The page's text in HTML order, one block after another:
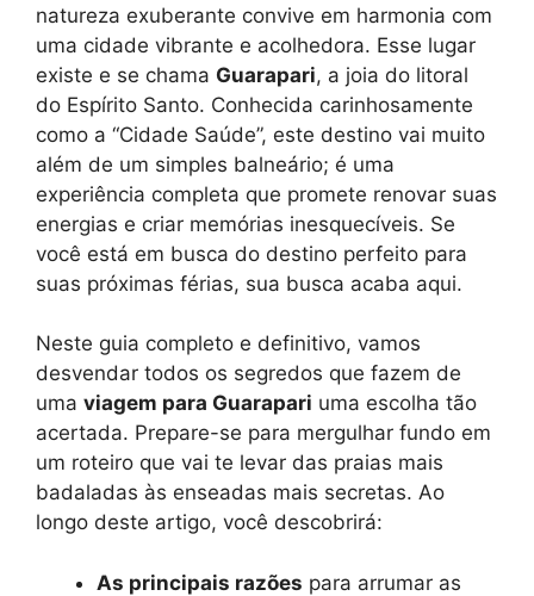
natureza exuberante convive em harmonia com
uma cidade vibrante e acolhedora. Esse lugar
existe e se chama Guarapari, a joia do litoral
do Espírito Santo. Conhecida carinhosamente
como a “Cidade Saúde”, este destino vai muito
além de um simples balneário; é uma
experiência completa que promete renovar suas
energias e criar memórias inesquecíveis. Se
você está em busca do destino perfeito para
suas próximas férias, sua busca acaba aqui.
Neste guia completo e definitivo, vamos
desvendar todos os segredos que fazem de
uma viagem para Guarapari uma escolha tão
acertada. Prepare-se para mergulhar fundo em
um roteiro que vai te levar das praias mais
badaladas às enseadas mais secretas. Ao
longo deste artigo, você descobrirá:
As principais razões para arrumar as